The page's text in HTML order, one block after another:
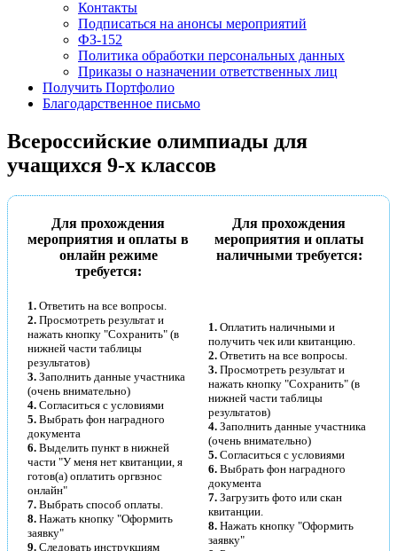
Контакты
Подписаться на анонсы мероприятий
ФЗ-152
Политика обработки персональных данных
Приказы о назначении ответственных лиц
Получить Портфолио
Благодарственное письмо
Всероссийские олимпиады для
учащихся 9-х классов
Для прохождения
мероприятия и оплаты в
онлайн режиме
требуется:
Для прохождения
мероприятия и оплаты
наличными требуется:
1. Ответить на все вопросы.
2. Просмотреть результат и
нажать кнопку "Сохранить" (в
нижней части таблицы
результатов)
3. Заполнить данные участника
(очень внимательно)
4. Согласиться с условиями
5. Выбрать фон наградного
документа
6. Выделить пункт в нижней
части "У меня нет квитанции, я
готов(а) оплатить оргвзнос
онлайн"
7. Выбрать способ оплаты.
8. Нажать кнопку "Оформить
заявку"
9. Следовать инструкциям
1. Оплатить наличными и
получить чек или квитанцию.
2. Ответить на все вопросы.
3. Просмотреть результат и
нажать кнопку "Сохранить" (в
нижней части таблицы
результатов)
4. Заполнить данные участника
(очень внимательно)
5. Согласиться с условиями
6. Выбрать фон наградного
документа
7. Загрузить фото или скан
квитанции.
8. Нажать кнопку "Оформить
заявку"
Организация
Подписаться
персональных данных согласно 152-ФЗ.